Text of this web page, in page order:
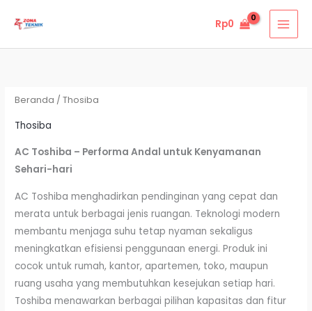
Rp0
Beranda / Thosiba
Thosiba
AC Toshiba – Performa Andal untuk Kenyamanan
Sehari-hari
AC Toshiba menghadirkan pendinginan yang cepat dan
merata untuk berbagai jenis ruangan. Teknologi modern
membantu menjaga suhu tetap nyaman sekaligus
meningkatkan efisiensi penggunaan energi. Produk ini
cocok untuk rumah, kantor, apartemen, toko, maupun
ruang usaha yang membutuhkan kesejukan setiap hari.
Toshiba menawarkan berbagai pilihan kapasitas dan fitur